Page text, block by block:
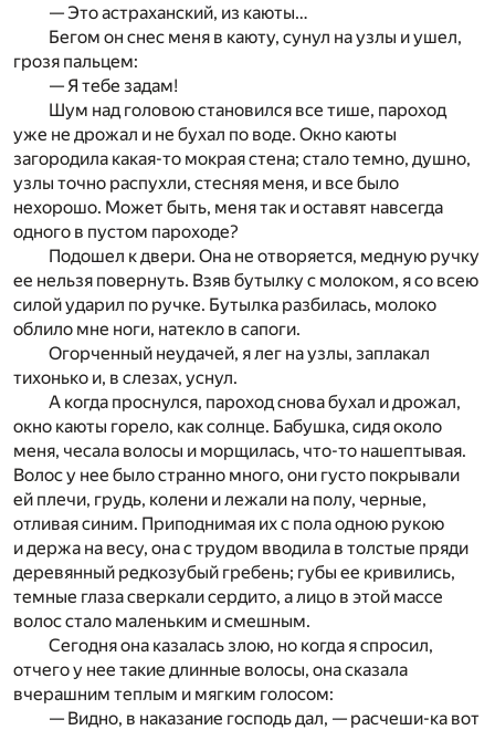
— Это астраханский, из каюты…
Бегом он снес меня в каюту, сунул на узлы и ушел,
грозя пальцем:
— Я тебе задам!
Шум над головою становился все тише, пароход
уже не дрожал и не бухал по воде. Окно каюты
загородила какая-то мокрая стена; стало темно, душно,
узлы точно распухли, стесняя меня, и все было
нехорошо. Может быть, меня так и оставят навсегда
одного в пустом пароходе?
Подошел к двери. Она не отворяется, медную ручку
ее нельзя повернуть. Взяв бутылку с молоком, я со всею
силой ударил по ручке. Бутылка разбилась, молоко
облило мне ноги, натекло в сапоги.
Огорченный неудачей, я лег на узлы, заплакал
тихонько и, в слезах, уснул.
А когда проснулся, пароход снова бухал и дрожал,
окно каюты горело, как солнце. Бабушка, сидя около
меня, чесала волосы и морщилась, что-то нашептывая.
Волос у нее было странно много, они густо покрывали
ей плечи, грудь, колени и лежали на полу, черные,
отливая синим. Приподнимая их с пола одною рукою
и держа на весу, она с трудом вводила в толстые пряди
деревянный редкозубый гребень; губы ее кривились,
темные глаза сверкали сердито, а лицо в этой массе
волос стало маленьким и смешным.
Сегодня она казалась злою, но когда я спросил,
отчего у нее такие длинные волосы, она сказала
вчерашним теплым и мягким голосом:
— Видно, в наказание господь дал, — расчеши-ка вот